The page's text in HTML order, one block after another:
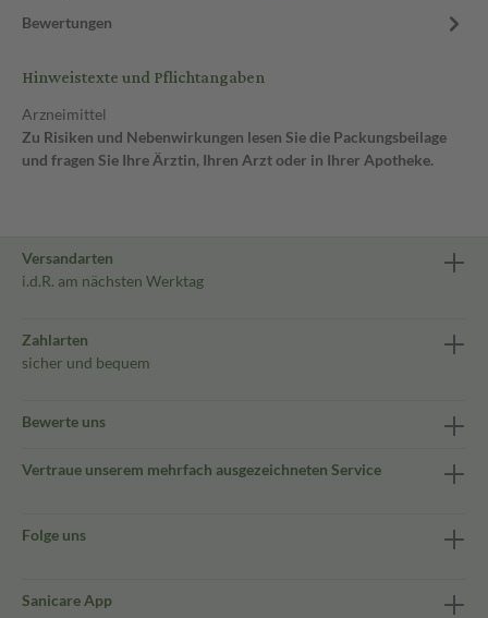
Bewertungen
Hinweistexte und Pflichtangaben
Arzneimittel
Zu Risiken und Nebenwirkungen lesen Sie die Packungsbeilage
und fragen Sie Ihre Ärztin, Ihren Arzt oder in Ihrer Apotheke.
Versandarten
i.d.R. am nächsten Werktag
Zahlarten
sicher und bequem
Bewerte uns
Vertraue unserem mehrfach ausgezeichneten Service
Folge uns
Sanicare App